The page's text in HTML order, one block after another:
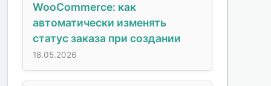
WooCommerce: как
автоматически изменять
статус заказа при создании
18.05.2026